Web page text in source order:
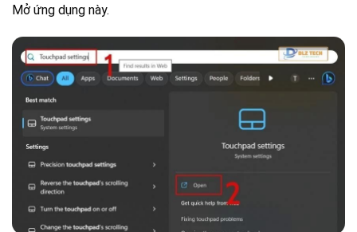
Mở ứng dụng này.